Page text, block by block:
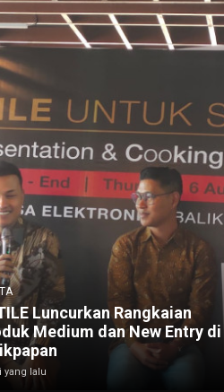
Luncurkan Rangkaian
Medium dan New Entry di
yang lalu